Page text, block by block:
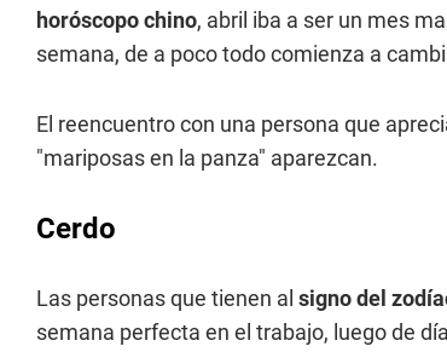
horóscopo chino, abril iba a ser un mes
semana, de a poco todo comienza a
El reencuentro con una persona que
"mariposas en la panza" aparezcan.
Cerdo
Las personas que tienen al signo del
semana perfecta en el trabajo, luego de